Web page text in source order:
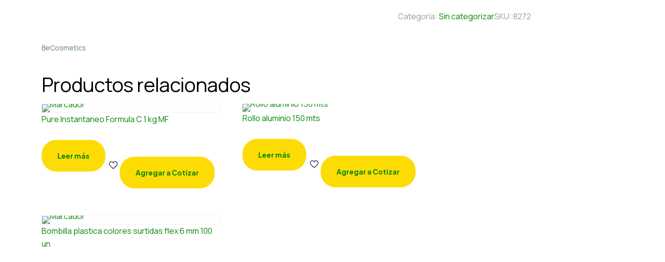
Categoría: Sin categorizarSKU: 8272
BeCosmetics
Productos relacionados
Pure Instantaneo Formula C 1 kg MF
Leer más
Agregar a Cotizar
Rollo aluminio 150 mts
Leer más
Agregar a Cotizar
Bombilla plastica colores surtidas flex 6 mm 100
un